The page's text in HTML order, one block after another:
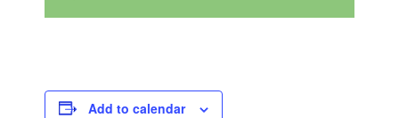
Add to calendar